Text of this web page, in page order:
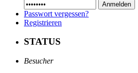
Passwort vergessen?
Registrieren
STATUS
Besucher